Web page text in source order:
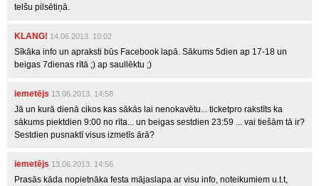
telšu pilsētiņā.
KLANG! 14.06.2013. 10:02
Sīkāka info un apraksti būs Facebook lapā. Sākums 5dien ap 17-18 un
beigas 7dienas rītā ;) ap saullēktu ;)
iemetējs 13.06.2013. 14:58
Jā un kurā dienā cikos kas sākās lai nenokavētu... ticketpro rakstīts ka
sākums piektdien 9:00 no rīta... un beigas sestdien 23:59 ... vai tiešām tā ir?
Sestdien pusnaktī visus izmetīs ārā?
iemetējs 13.06.2013. 14:56
Prasās kāda nopietnāka festa mājaslapa ar visu info, noteikumiem u.t.t,